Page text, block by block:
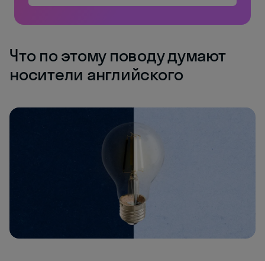
Что по этому поводу думают
носители английского